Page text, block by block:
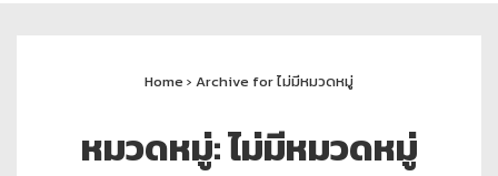
Home› Archive for ไม่มีหมวดหมู่
หมวดหมู่:ไม่มีหมวดหมู่